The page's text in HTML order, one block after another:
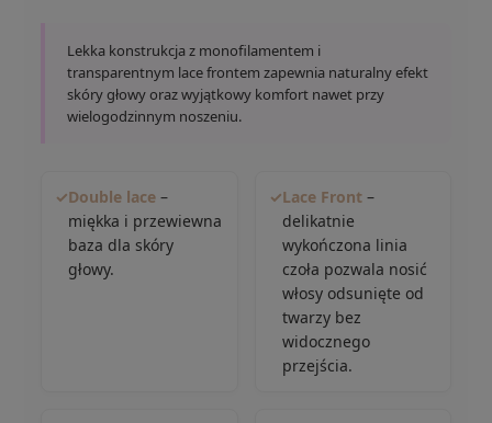
Lekka konstrukcja z monofilamentem i
transparentnym lace frontem zapewnia naturalny efekt
skóry głowy oraz wyjątkowy komfort nawet przy
wielogodzinnym noszeniu.
✓Double lace –
miękka i przewiewna
baza dla skóry
głowy.
✓Lace Front–
delikatnie
wykończona linia
czoła pozwala nosić
włosy odsunięte od
twarzy bez
widocznego
przejścia.